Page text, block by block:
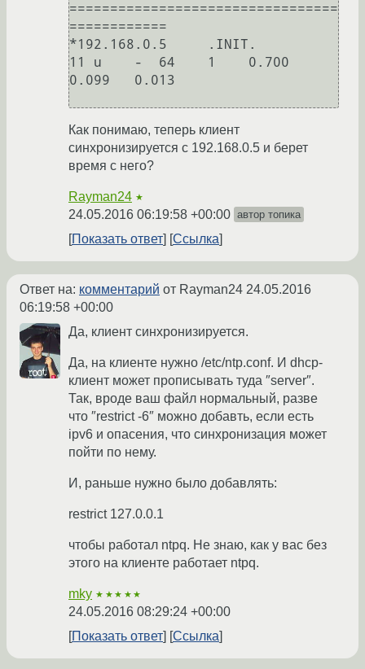
=================================
============
*192.168.0.5     .INIT.
11 u    -  64    1    0.700
0.099   0.013
Как понимаю, теперь клиент
синхронизируется с 192.168.0.5 и берет
время с него?
Rayman24 ★
24.05.2016 06:19:58 +00:00 автор топика
Показать ответ Ссылка
Ответ на: комментарий от Rayman24 24.05.2016
06:19:58 +00:00
Да, клиент синхронизируется.
Да, на клиенте нужно /etc/ntp.conf. И dhcp-
клиент может прописывать туда ″server″.
Так, вроде ваш файл нормальный, разве
что ″restrict -6″ можно добавть, если есть
ipv6 и опасения, что синхронизация может
пойти по нему.
И, раньше нужно было добавлять:
restrict 127.0.0.1
чтобы работал ntpq. Не знаю, как у вас без
этого на клиенте работает ntpq.
mky ★★★★★
24.05.2016 08:29:24 +00:00
Показать ответ
Ссылка